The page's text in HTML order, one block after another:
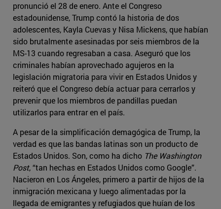
pronunció el 28 de enero. Ante el Congreso
estadounidense, Trump contó la historia de dos
adolescentes, Kayla Cuevas y Nisa Mickens, que habían
sido brutalmente asesinadas por seis miembros de la
MS-13 cuando regresaban a casa. Aseguró que los
criminales habían aprovechado agujeros en la
legislación migratoria para vivir en Estados Unidos y
reiteró que el Congreso debía actuar para cerrarlos y
prevenir que los miembros de pandillas puedan
utilizarlos para entrar en el país.
A pesar de la simplificación demagógica de Trump, la
verdad es que las bandas latinas son un producto de
Estados Unidos. Son, como ha dicho The Washington
Post, “tan hechas en Estados Unidos como Google”.
Nacieron en Los Ángeles, primero a partir de hijos de la
inmigración mexicana y luego alimentadas por la
llegada de emigrantes y refugiados que huían de los